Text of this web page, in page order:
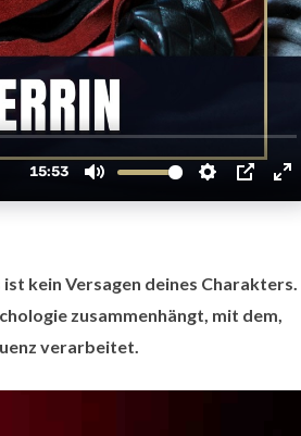
kein Versagen deines Charakters.
zusammenhängt, mit dem,
verarbeitet.